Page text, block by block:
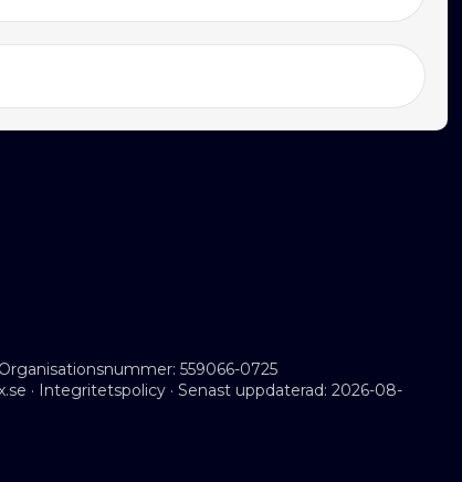
559066-0725
· Integritetspolicy· Senast uppdaterad: 2026-08-